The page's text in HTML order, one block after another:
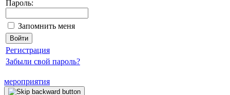
Пароль:
Запомнить меня
Регистрация
Забыли свой пароль?
мероприятия